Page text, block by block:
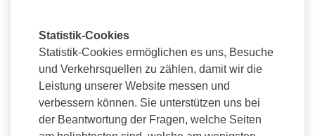
Statistik-Cookies
Statistik-Cookies ermöglichen es uns, Besuche
und Verkehrsquellen zu zählen, damit wir die
Leistung unserer Website messen und
verbessern können. Sie unterstützen uns bei
der Beantwortung der Fragen, welche Seiten